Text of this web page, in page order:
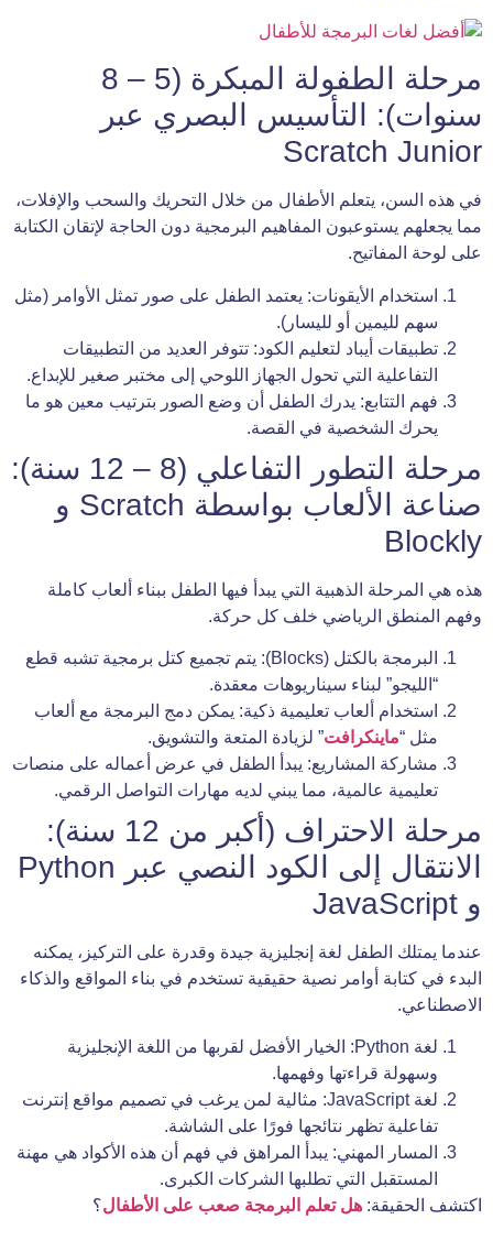
مرحلة الطفولة المبكرة (5 – 8
سنوات): التأسيس البصري عبر
Scratch Junior
في هذه السن، يتعلم الأطفال من خلال التحريك والسحب والإفلات،
مما يجعلهم يستوعبون المفاهيم البرمجية دون الحاجة لإتقان الكتابة
على لوحة المفاتيح.
استخدام الأيقونات: يعتمد الطفل على صور تمثل الأوامر (مثل
سهم لليمين أو لليسار).
تطبيقات أيباد لتعليم الكود: تتوفر العديد من التطبيقات
التفاعلية التي تحول الجهاز اللوحي إلى مختبر صغير للإبداع.
فهم التتابع: يدرك الطفل أن وضع الصور بترتيب معين هو ما
يحرك الشخصية في القصة.
مرحلة التطور التفاعلي (8 – 12 سنة):
صناعة الألعاب بواسطة Scratch و
Blockly
هذه هي المرحلة الذهبية التي يبدأ فيها الطفل ببناء ألعاب كاملة
وفهم المنطق الرياضي خلف كل حركة.
البرمجة بالكتل (Blocks): يتم تجميع كتل برمجية تشبه قطع
“الليجو” لبناء سيناريوهات معقدة.
استخدام ألعاب تعليمية ذكية: يمكن دمج البرمجة مع ألعاب
مثل “ماينكرافت” لزيادة المتعة والتشويق.
مشاركة المشاريع: يبدأ الطفل في عرض أعماله على منصات
تعليمية عالمية، مما يبني لديه مهارات التواصل الرقمي.
مرحلة الاحتراف (أكبر من 12 سنة):
الانتقال إلى الكود النصي عبر Python
و JavaScript
عندما يمتلك الطفل لغة إنجليزية جيدة وقدرة على التركيز، يمكنه
البدء في كتابة أوامر نصية حقيقية تستخدم في بناء المواقع والذكاء
الاصطناعي.
لغة Python: الخيار الأفضل لقربها من اللغة الإنجليزية
وسهولة قراءتها وفهمها.
لغة JavaScript: مثالية لمن يرغب في تصميم مواقع إنترنت
تفاعلية تظهر نتائجها فورًا على الشاشة.
المسار المهني: يبدأ المراهق في فهم أن هذه الأكواد هي مهنة
المستقبل التي تطلبها الشركات الكبرى.
اكتشف الحقيقة: هل تعلم البرمجة صعب على الأطفال؟